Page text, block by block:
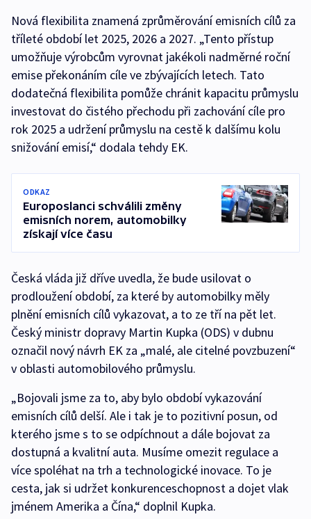
Nová flexibilita znamená zprůměrování emisních cílů za
tříleté období let 2025, 2026 a 2027. „Tento přístup
umožňuje výrobcům vyrovnat jakékoli nadměrné roční
emise překonáním cíle ve zbývajících letech. Tato
dodatečná flexibilita pomůže chránit kapacitu průmyslu
investovat do čistého přechodu při zachování cíle pro
rok 2025 a udržení průmyslu na cestě k dalšímu kolu
snižování emisí,“ dodala tehdy EK.
ODKAZ
Europoslanci schválili změny
emisních norem, automobilky
získají více času
Česká vláda již dříve uvedla, že bude usilovat o
prodloužení období, za které by automobilky měly
plnění emisních cílů vykazovat, a to ze tří na pět let.
Český ministr dopravy Martin Kupka (ODS) v dubnu
označil nový návrh EK za „malé, ale citelné povzbuzení“
v oblasti automobilového průmyslu.
„Bojovali jsme za to, aby bylo období vykazování
emisních cílů delší. Ale i tak je to pozitivní posun, od
kterého jsme s to se odpíchnout a dále bojovat za
dostupná a kvalitní auta. Musíme omezit regulace a
více spoléhat na trh a technologické inovace. To je
cesta, jak si udržet konkurenceschopnost a dojet vlak
jménem Amerika a Čína,“ doplnil Kupka.